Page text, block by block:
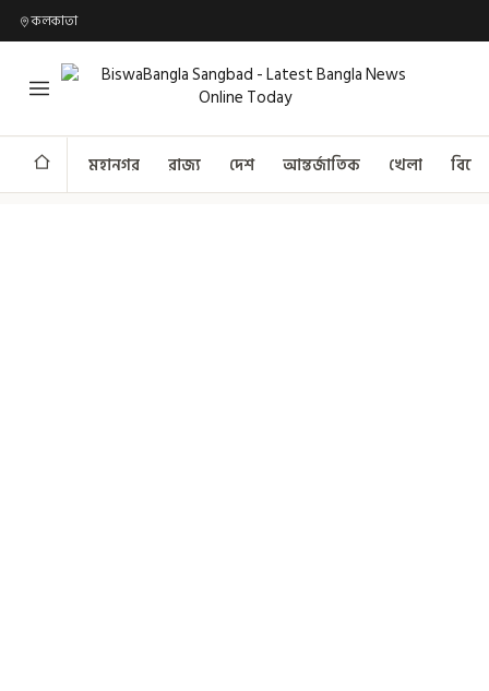
কলকাতা
মহানগর রাজ্য দেশ আন্তর্জাতিক খেলা